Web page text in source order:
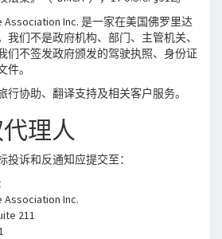
Association Inc. 是一家在美国佛罗里达
我们不是政府机构、部门、主管机关、
们不签发政府颁发的驾驶执照、身份证
。
协助、翻译支持及相关客户服务。
理人
诉和反通知应提交至：
Inc.
211